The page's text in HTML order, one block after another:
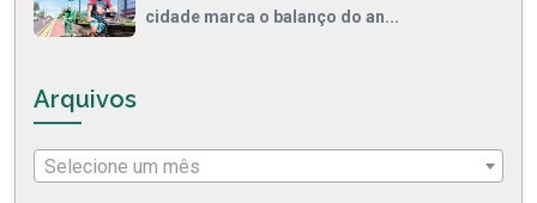
cidade marca o balanço do an...
Arquivos
Selecione um mês